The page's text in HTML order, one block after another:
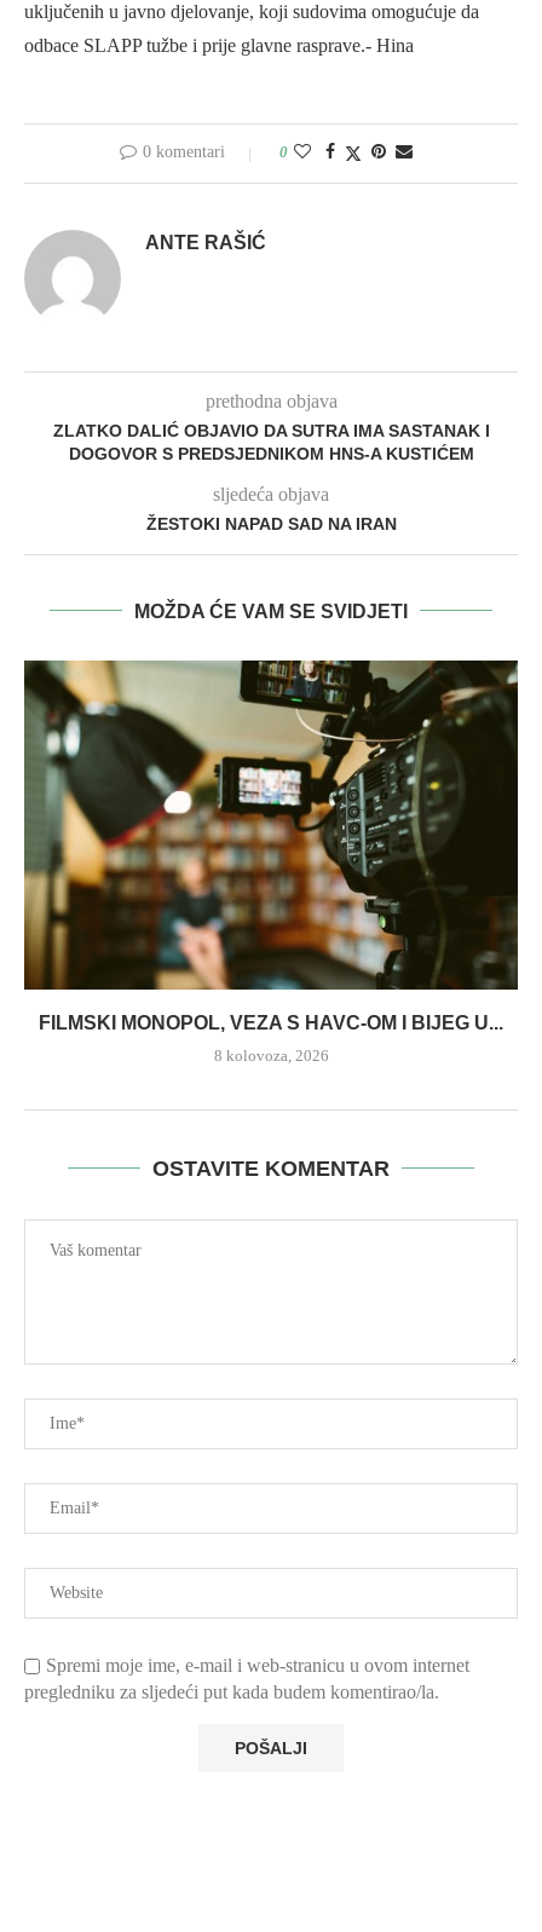
uključenih u javno djelovanje, koji sudovima omogućuje da
odbace SLAPP tužbe i prije glavne rasprave.- Hina
0 komentari 0
ANTE RAŠIĆ
prethodna objava
ZLATKO DALIĆ OBJAVIO DA SUTRA IMA SASTANAK I
DOGOVOR S PREDSJEDNIKOM HNS-A KUSTIĆEM
sljedeća objava
ŽESTOKI NAPAD SAD NA IRAN
MOŽDA ĆE VAM SE SVIDJETI
FILMSKI MONOPOL, VEZA S HAVC-OM I BIJEG U...
8 kolovoza, 2026
OSTAVITE KOMENTAR
Spremi moje ime, e-mail i web-stranicu u ovom internet
pregledniku za sljedeći put kada budem komentirao/la.